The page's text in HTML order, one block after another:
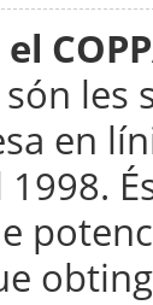
són
en
1998.